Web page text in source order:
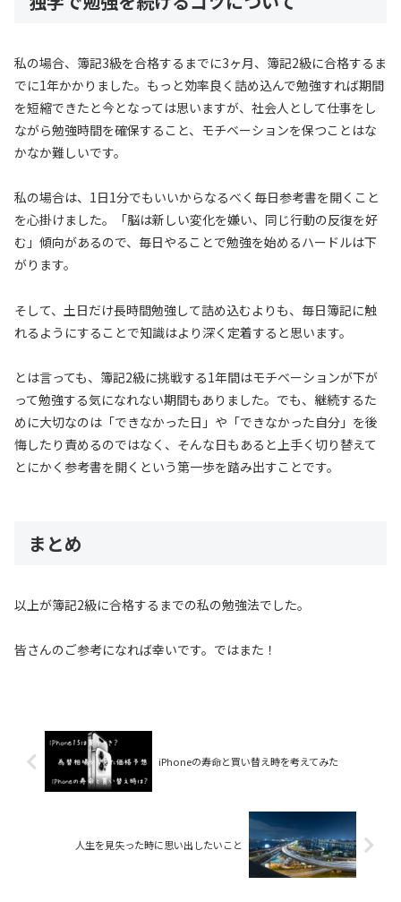
私の場合、簿記3級を合格するまでに3ヶ月、簿記2級に合格するま
でに1年かかりました。もっと効率良く詰め込んで勉強すれば期間
を短縮できたと今となっては思いますが、社会人として仕事をし
ながら勉強時間を確保すること、モチベーションを保つことはな
かなか難しいです。
私の場合は、1日1分でもいいからなるべく毎日参考書を開くこと
を心掛けました。「脳は新しい変化を嫌い、同じ行動の反復を好
む」傾向があるので、毎日やることで勉強を始めるハードルは下
がります。
そして、土日だけ長時間勉強して詰め込むよりも、毎日簿記に触
れるようにすることで知識はより深く定着すると思います。
とは言っても、簿記2級に挑戦する1年間はモチベーションが下が
って勉強する気になれない期間もありました。でも、継続するた
めに大切なのは「できなかった日」や「できなかった自分」を後
悔したり責めるのではなく、そんな日もあると上手く切り替えて
とにかく参考書を開くという第一歩を踏み出すことです。
まとめ
以上が簿記2級に合格するまでの私の勉強法でした。
皆さんのご参考になれば幸いです。ではまた！
iPhoneの寿命と買い替え時を考えてみた
人生を見失った時に思い出したいこと